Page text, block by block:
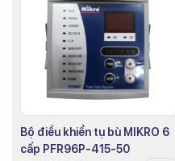
Bộ điều khiển tụ bù MIKRO 6
cấp PFR96P-415-50